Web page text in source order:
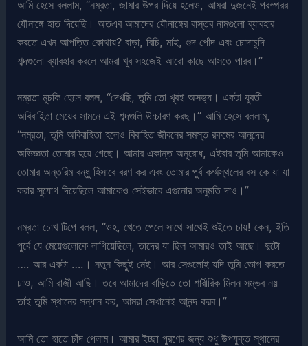
আমি হেসে বললাম, “নম্রতা, জামার উপর দিয়ে হলেও, আমরা দুজনেই পরস্পরর
যৌনাঙ্গে হাত দিয়েছি। অতএব আমাদের যৌনাঙ্গের বাস্তব নামগুলো ব্যাবহার
করতে এখন আপত্তি কোথায়? বাড়া, বিচি, মাই, গুদ পোঁদ এবং চোদাচুদি
শব্দগুলো ব্যাবহার করলে আমরা খূব সহজেই আরো কাছে আসতে পারব।”
নম্রতা মুচকি হেসে বলল, “দেখছি, তুমি তো খূবই অসভ্য। একটা যুবতী
অবিবাহিতা মেয়ের সামনে এই শব্দগুলি উচ্চারণ করছ।” আমি হেসে বললাম,
“নম্রতা, তুমি অবিবাহিতা হলেও বিবাহিত জীবনের সমস্ত রকমের আনন্দের
অভিজ্ঞতা তোমার হয়ে গেছে। আমার একান্ত অনুরোধ, এইবার তুমি আমাকেও
তোমার অন্তরিম বন্ধু হিসাবে বরণ কর এবং তোমার পুর্ব কর্ম্মস্থলের বস কে যা যা
করার সুযোগ দিয়েছিলে আমাকেও সেইভাবে এগুনোর অনুমতি দাও।”
নম্রতা চোখ টিপে বলল, “ওহ, খেতে পেলে সাথে সাথেই শুইতে চায়! কেন, ইতি
পুর্বে যে মেয়েগুলোকে লাগিয়েছিলে, তাদের যা ছিল আমারও তাই আছে। দুটো
…. আর একটা ….। নতুন কিছুই নেই। আর সেগুলোই যদি তুমি ভোগ করতে
চাও, আমি রাজী আছি। তবে আমাদের বাড়িতে তো শারীরিক মিলন সম্ভব নয়
তাই তুমি স্থানের সন্ধান কর, আমরা সেখানেই আনন্দ করব।”
আমি তো হাতে চাঁদ পেলাম। আমার ইচ্ছা পুরণের জন্য শুধু উপযুক্ত স্থানের